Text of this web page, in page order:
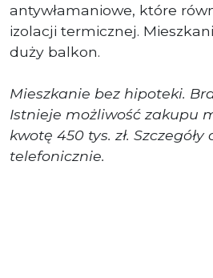
antywłamaniowe, które
izolacji termicznej.
duży balkon.
Mieszkanie bez hipoteki.
Istnieje możliwość zakupu
kwotę 450 tys. zł.
telefonicznie.